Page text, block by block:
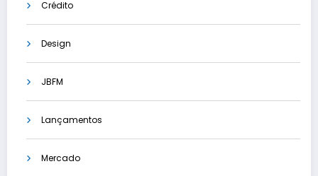
Crédito
Design
JBFM
Lançamentos
Mercado